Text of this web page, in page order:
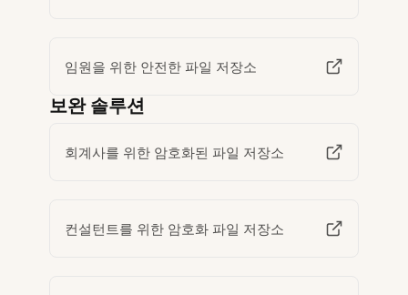
임원을 위한 안전한 파일 저장소
보완 솔루션
회계사를 위한 암호화된 파일 저장소
컨설턴트를 위한 암호화 파일 저장소